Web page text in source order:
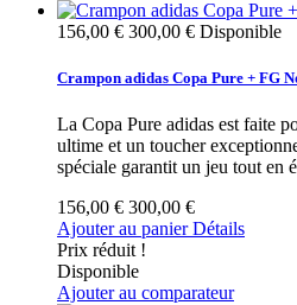
156,00 € 300,00 € Disponible
Crampon adidas Copa Pure + FG
La Copa Pure adidas est faite
ultime et un toucher
spéciale garantit un jeu tout en
156,00 € 300,00 €
Ajouter au panier Détails
Prix réduit !
Disponible
Ajouter au comparateur